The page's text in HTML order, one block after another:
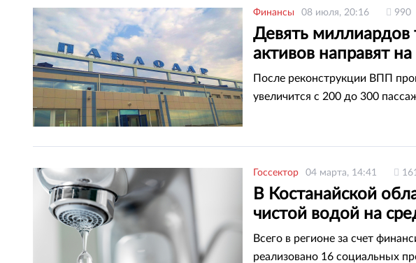
Финансы 08 июля, 20:16 990
Девять миллиардов
активов направят
Павлодара
После реконструкции ВПП
увеличится с 200 до 300
Госсектор 04 марта, 14:41
В Костанайской
чистой водой на
активов
Всего в регионе за счет
реализовано 16 социальных